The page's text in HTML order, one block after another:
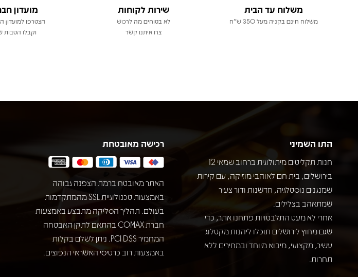
משלוח עד הבית
משלוח חינם בקניה מעל 350 ש"ח
שירות לקוחות
לא בטוחים מה לרכוש
צרו איתנו קשר
מועדון
הצטרפו למועדון
וקבלו הטבות
התו השמיני
חנות תקליטים מיתולוגית ברחוב שמאי 12
בירושלים, בית חם לאוהבי מוזיקה, עם קירות
שמנגנים נוסטלגיה, חדשנות ודור צעיר
שמתאהב בצלילים.
אחרי לא מעט התלבטויות פתחנו אתר, כדי
שגם מחוץ לירושלים תוכלו ליהנות מקטלוג
עשיר, מקצועי, מיבוא מיוחד ובמחירים ללא
תחרות.
רכישה מאובטחת
האתר מאובטח ברמת הצפנה גבוהה
באמצעות טכנולוגיית SSL מהמתקדמות
בעולם. תהליך הסליקה מתבצע באמצעות
חברת COMAX בהתאם לתקן האבטחה
המחמיר PCI DSS. ניתן לשלם בקלות
באמצעות רוב כרטיסי האשראי הנפוצים.